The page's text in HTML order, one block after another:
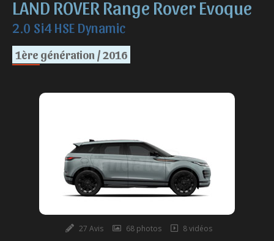
LAND ROVER Range Rover Evoque
2.0 Si4 HSE Dynamic
1ère génération / 2016
27 Avis 68 photos 8 vidéos